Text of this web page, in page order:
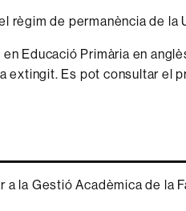
règim de permanència de la
Educació Primària en
extingit. Es pot consultar el
a la Gestió Acadèmica de la